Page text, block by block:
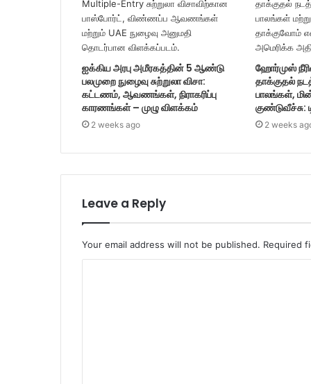
ஐக்கிய அரபு அமீரகத்தின் 5 ஆண்டு
பலமுறை நுழைவு சுற்றுலா விசா:
கட்டணம், ஆவணங்கள், நிராகரிப்பு
காரணங்கள் – முழு விளக்கம்
2 weeks ago
ஹோர்முஸ்
தாக்குதல்
பாலங்கள்,
குண்டுவீச்சு:
2 weeks
Leave a Reply
Your email address will not be published. Required